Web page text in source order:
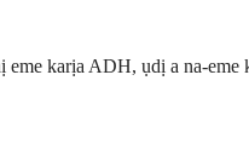
karịa ADH, ụdị a na-